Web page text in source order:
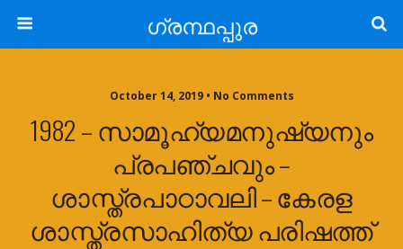
ഗ്രന്ഥപ്പുര
October 14, 2019 • No Comments
1982 – സാമൂഹ്യമനുഷ്യനും
പ്രപഞ്ചവും –
ശാസ്ത്രപാഠാവലി – കേരള
ശാസ്ത്രസാഹിത്യ പരിഷത്ത്